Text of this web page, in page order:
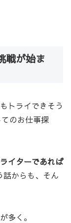
戦が始ま
トライできそう
のお仕事探
イターであれば
話からも、そん
多く。